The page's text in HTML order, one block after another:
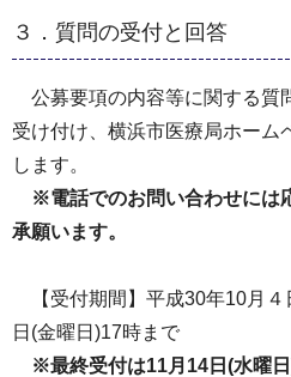
３．質問の受付と回答
公募要項の内容等に関する質
受け付け、横浜市医療局ホーム
します。
※電話でのお問い合わせには
承願います。
【受付期間】平成30年10月４
日(金曜日)17時まで
※最終受付は11月14日(水曜